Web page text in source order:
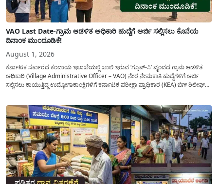
VAO Last Date-ಗ್ರಾಮ ಆಡಳಿತ ಅಧಿಕಾರಿ ಹುದ್ದೆಗೆ ಅರ್ಜಿ ಸಲ್ಲಿಸಲು ಕೊನೆಯ
ದಿನಾಂಕ ಮುಂದೂಡಿಕೆ!
August 1, 2026
ಕರ್ನಾಟಕ ಸರ್ಕಾರದ ಕಂದಾಯ ಇಲಾಖೆಯಲ್ಲಿ ಖಾಲಿ ಇರುವ ‘ಗ್ರೂಪ್-ಸಿ’ ವೃಂದದ ಗ್ರಾಮ ಆಡಳಿತ
ಅಧಿಕಾರಿ (Village Administrative Officer – VAO) ನೇರ ನೇಮಕಾತಿ ಹುದ್ದೆಗಳಿಗೆ ಅರ್ಜಿ
ಸಲ್ಲಿಸಲು ಕಾಯುತ್ತಿದ್ದ ಉದ್ಯೋಗಾಕಾಂಕ್ಷಿಗಳಿಗೆ ಕರ್ನಾಟಕ ಪರೀಕ್ಷಾ ಪ್ರಾಧಿಕಾರ (KEA) ಬಿಗ್ ರಿಲೀಫ್